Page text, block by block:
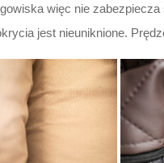
więc nie
jest nieuniknione.